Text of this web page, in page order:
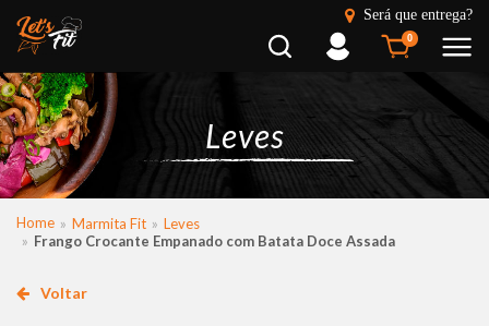
Será que entrega?
Busca Entrar 0
Leves
Home Marmita Fit
Leves
Frango Crocante Empanado com Batata Doce Assada
Voltar